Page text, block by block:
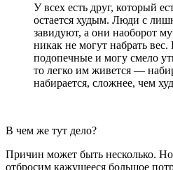
У всех есть друг, который
остается худым. Люди с
завидуют, а они наоборот
никак не могут набрать вес.
подопечные и могу смело
то легко им живется —
набирается, сложнее, чем
В чем же тут дело?
Причин может быть несколько. Но
отбросим кажущееся большое